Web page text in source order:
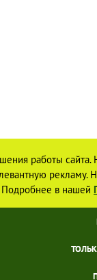
работы
Подробнее в нашей